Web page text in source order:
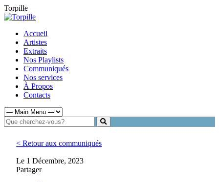
Torpille
Accueil
Artistes
Extraits
Nos Playlists
Communiqués
Nos services
À Propos
Contacts
< Retour aux communiqués
Le 1 Décembre, 2023
Partager